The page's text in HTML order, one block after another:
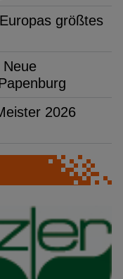
größtes
Neue
2026